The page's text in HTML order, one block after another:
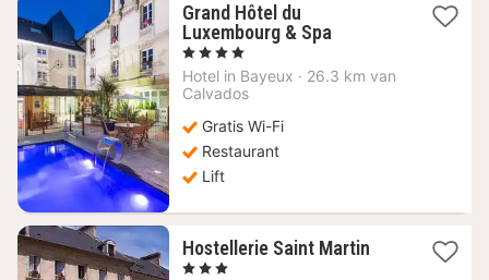
Grand Hôtel du
Luxembourg & Spa1
vanaf
, 4 Sterren
Hotel in Bayeux · 26.3 km van
Calvados
Gratis Wi-Fi
Restaurant
Lift
Hostellerie Saint Martin1
, 3 Sterren